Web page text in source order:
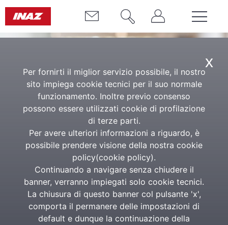
x
Per fornirti il miglior servizio possibile, il nostro
sito impiega cookie tecnici per il suo normale
funzionamento. Inoltre previo consenso
possono essere utilizzati cookie di profilazione
di terze parti.
Per avere ulteriori informazioni a riguardo, è
possibile prendere visione della nostra cookie
policy(cookie policy).
Continuando a navigare senza chiudere il
banner, verranno impiegati solo cookie tecnici.
La chiusura di questo banner col pulsante 'x',
comporta il permanere delle impostazioni di
default e dunque la continuazione della
Inaz next
Service & Software Consulting
Inaz Next è la società delGruppo Inaz dedicata
assistenza pre e post-vendita per le soluzioni
software e i servizi Inaz, con un focus specifico su